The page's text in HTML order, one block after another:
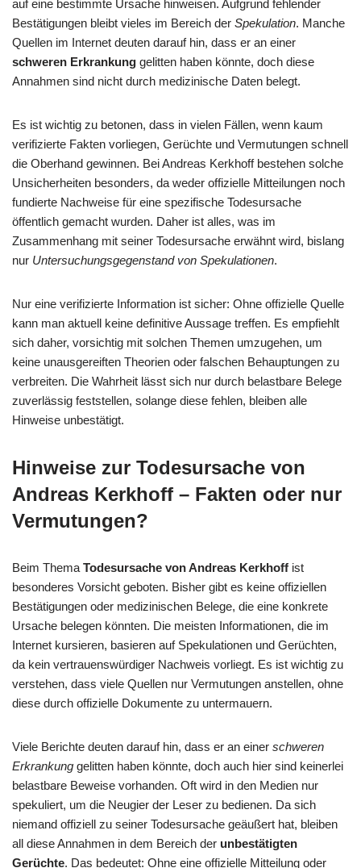
auf eine bestimmte Ursache hinweisen. Aufgrund fehlender
Bestätigungen bleibt vieles im Bereich der Spekulation. Manche
Quellen im Internet deuten darauf hin, dass er an einer
schweren Erkrankung gelitten haben könnte, doch diese
Annahmen sind nicht durch medizinische Daten belegt.
Es ist wichtig zu betonen, dass in vielen Fällen, wenn kaum
verifizierte Fakten vorliegen, Gerüchte und Vermutungen schnell
die Oberhand gewinnen. Bei Andreas Kerkhoff bestehen solche
Unsicherheiten besonders, da weder offizielle Mitteilungen noch
fundierte Nachweise für eine spezifische Todesursache
öffentlich gemacht wurden. Daher ist alles, was im
Zusammenhang mit seiner Todesursache erwähnt wird, bislang
nur Untersuchungsgegenstand von Spekulationen.
Nur eine verifizierte Information ist sicher: Ohne offizielle Quelle
kann man aktuell keine definitive Aussage treffen. Es empfiehlt
sich daher, vorsichtig mit solchen Themen umzugehen, um
keine unausgereiften Theorien oder falschen Behauptungen zu
verbreiten. Die Wahrheit lässt sich nur durch belastbare Belege
zuverlässig feststellen, solange diese fehlen, bleiben alle
Hinweise unbestätigt.
Hinweise zur Todesursache von
Andreas Kerkhoff – Fakten oder nur
Vermutungen?
Beim Thema Todesursache von Andreas Kerkhoff ist
besonderes Vorsicht geboten. Bisher gibt es keine offiziellen
Bestätigungen oder medizinischen Belege, die eine konkrete
Ursache belegen könnten. Die meisten Informationen, die im
Internet kursieren, basieren auf Spekulationen und Gerüchten,
da kein vertrauenswürdiger Nachweis vorliegt. Es ist wichtig zu
verstehen, dass viele Quellen nur Vermutungen anstellen, ohne
diese durch offizielle Dokumente zu untermauern.
Viele Berichte deuten darauf hin, dass er an einer schweren
Erkrankung gelitten haben könnte, doch auch hier sind keinerlei
belastbare Beweise vorhanden. Oft wird in den Medien nur
spekuliert, um die Neugier der Leser zu bedienen. Da sich
niemand offiziell zu seiner Todesursache geäußert hat, bleiben
all diese Annahmen in dem Bereich der unbestätigten
Gerüchte. Das bedeutet: Ohne eine offizielle Mitteilung oder